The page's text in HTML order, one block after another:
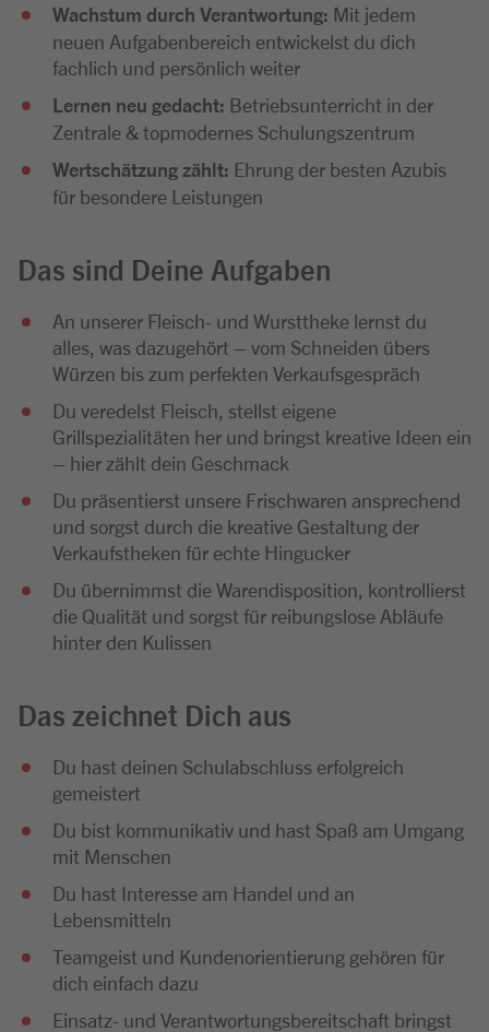
Wachstum durch Verantwortung: Mit jedem
neuen Aufgabenbereich entwickelst du dich
fachlich und persönlich weiter
Lernen neu gedacht: Betriebsunterricht in der
Zentrale & topmodernes Schulungszentrum
Wertschätzung zählt: Ehrung der besten Azubis
für besondere Leistungen
Das sind Deine Aufgaben
An unserer Fleisch- und Wursttheke lernst du
alles, was dazugehört – vom Schneiden übers
Würzen bis zum perfekten Verkaufsgespräch
Du veredelst Fleisch, stellst eigene
Grillspezialitäten her und bringst kreative Ideen ein
– hier zählt dein Geschmack
Du präsentierst unsere Frischwaren ansprechend
und sorgst durch die kreative Gestaltung der
Verkaufstheken für echte Hingucker
Du übernimmst die Warendisposition, kontrollierst
die Qualität und sorgst für reibungslose Abläufe
hinter den Kulissen
Das zeichnet Dich aus
Du hast deinen Schulabschluss erfolgreich
gemeistert
Du bist kommunikativ und hast Spaß am Umgang
mit Menschen
Du hast Interesse am Handel und an
Lebensmitteln
Teamgeist und Kundenorientierung gehören für
dich einfach dazu
Einsatz- und Verantwortungsbereitschaft bringst